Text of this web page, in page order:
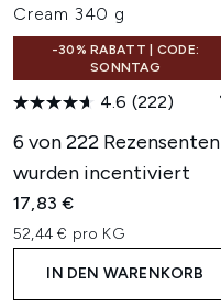
Cream 340 g
-30% RABATT | CODE:
SONNTAG
4.6 (222)
6 von 222 Rezensenten
wurden incentiviert
17,83 €
52,44 € pro KG
IN DEN WARENKORB